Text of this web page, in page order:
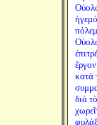
κατὰ
διὰ